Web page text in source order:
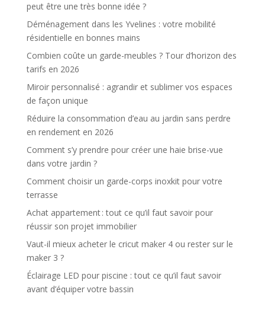
peut être une très bonne idée ?
Déménagement dans les Yvelines : votre mobilité
résidentielle en bonnes mains
Combien coûte un garde-meubles ? Tour d’horizon des
tarifs en 2026
Miroir personnalisé : agrandir et sublimer vos espaces
de façon unique
Réduire la consommation d’eau au jardin sans perdre
en rendement en 2026
Comment s’y prendre pour créer une haie brise-vue
dans votre jardin ?
Comment choisir un garde-corps inoxkit pour votre
terrasse
Achat appartement : tout ce qu’il faut savoir pour
réussir son projet immobilier
Vaut-il mieux acheter le cricut maker 4 ou rester sur le
maker 3 ?
Éclairage LED pour piscine : tout ce qu’il faut savoir
avant d’équiper votre bassin